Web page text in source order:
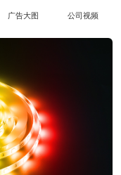
广告大图 公司视频